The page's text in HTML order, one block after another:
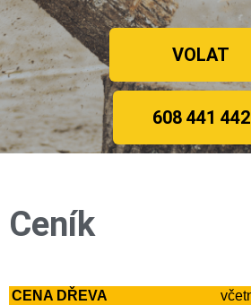
VOLAT
608 441 442
Ceník